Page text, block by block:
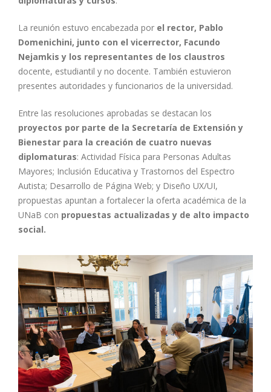
La reunión estuvo encabezada por el rector, Pablo
Domenichini, junto con el vicerrector, Facundo
Nejamkis y los representantes de los claustros
docente, estudiantil y no docente. También estuvieron
presentes autoridades y funcionarios de la universidad.
Entre las resoluciones aprobadas se destacan los
proyectos por parte de la Secretaría de Extensión y
Bienestar para la creación de cuatro nuevas
diplomaturas: Actividad Física para Personas Adultas
Mayores; Inclusión Educativa y Trastornos del Espectro
Autista; Desarrollo de Página Web; y Diseño UX/UI,
propuestas apuntan a fortalecer la oferta académica de la
UNaB con propuestas actualizadas y de alto impacto
social.